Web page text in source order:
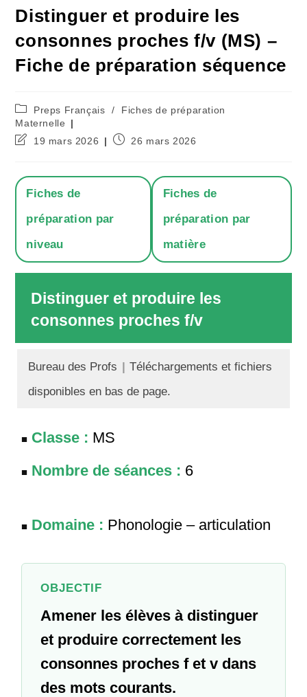
Distinguer et produire les
consonnes proches f/v (MS) –
Fiche de préparation séquence
Post
category:
Preps Français /
Fiches de préparation
Maternelle
Dernière
la
publication :
19 mars 2026
Publication
26 mars 2026
Fiches de
préparation par
niveau
Fiches de
préparation par
matière
Distinguer et produire les
consonnes proches f/v
Bureau des Profs | Téléchargements et fichiers
disponibles en bas de page.
Classe : MS
Nombre de séances : 6
Domaine : Phonologie – articulation
OBJECTIF
Amener les élèves à distinguer
et produire correctement les
consonnes proches f et v dans
des mots courants.